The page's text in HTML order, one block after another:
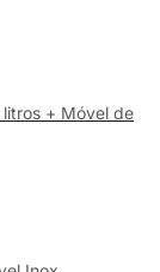
+ Móvel de